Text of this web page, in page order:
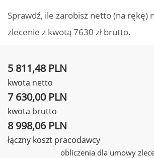
Sprawdź, ile zarobisz netto (na rękę)
zlecenie z kwotą 7630 zł brutto.
5 811,48 PLN
kwota netto
7 630,00 PLN
kwota brutto
8 998,06 PLN
łączny koszt pracodawcy
obliczenia dla umowy